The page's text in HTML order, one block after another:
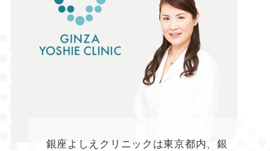
銀座よしえクリニックは東京都内、銀